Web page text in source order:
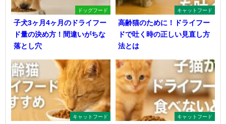
ドッグフード
子犬3ヶ月4ヶ月のドライフー
ド量の決め方！間違いがちな
落とし穴
キャットフード
高齢猫のために！ドライフー
ドで吐く時の正しい見直し方
法とは
キャットフード キャットフード